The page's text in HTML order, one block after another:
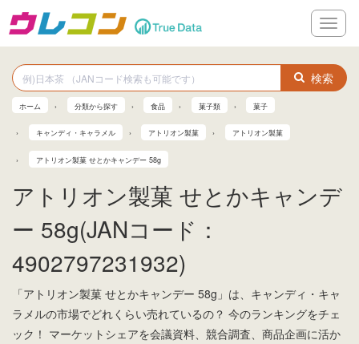
メ
ニ
ー
検索
ホーム 分類から探す 食品 菓子類 菓子
キャンディ・キャラメル アトリオン製菓 アトリオン製菓
アトリオン製菓 せとかキャンデー 58g
アトリオン製菓 せとかキャンデ
ー 58g(JANコード：
4902797231932)
「アトリオン製菓 せとかキャンデー 58g」は、キャンディ・キャ
ラメルの市場でどれくらい売れているの？ 今のランキングをチェ
ック！ マーケットシェアを会議資料、競合調査、商品企画に活か